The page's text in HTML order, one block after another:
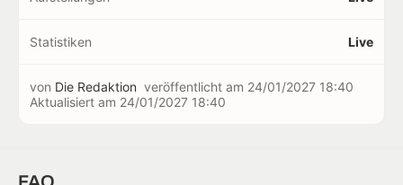
Statistiken Live
von Die Redaktion veröffentlicht am 24/01/2027 18:40
Aktualisiert am 24/01/2027 18:40